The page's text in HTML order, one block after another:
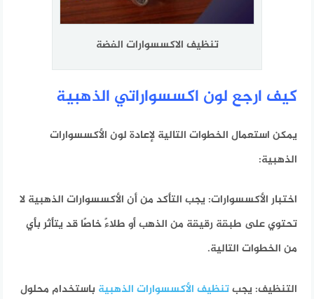
تنظيف الاكسسوارات الفضة
كيف ارجع لون اكسسواراتي الذهبية
يمكن استعمال الخطوات التالية لإعادة لون الأكسسوارات
الذهبية:
اختبار الأكسسوارات: يجب التأكد من أن الأكسسوارات الذهبية لا
تحتوي على طبقة رقيقة من الذهب أو طلاءً خاصًا قد يتأثر بأي
من الخطوات التالية.
التنظيف: يجبتنظيف الأكسسوارات الذهبية باستخدام محلول